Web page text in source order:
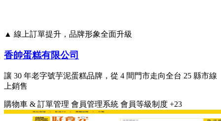
▲ 線上訂單提升，品牌形象全面升級
香帥蛋糕有限公司
讓 30 年老字號芋泥蛋糕品牌，從 4 間門市走向全台 25 縣市線
上銷售
購物車 & 訂單管理 會員管理系統 會員等級制度 +23